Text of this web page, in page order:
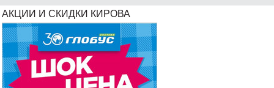
АКЦИИ И СКИДКИ КИРОВА